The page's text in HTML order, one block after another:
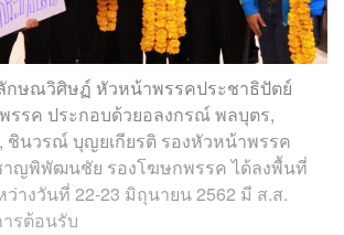
กษณวิศิษฏ์ หัวหน้าพรรคประชาธิปัตย์
รรค ประกอบด้วยอลงกรณ์ พลบุตร,
นวรณ์ บุญยเกียรติ รองหัวหน้าพรรค
ญพิพัฒนชัย รองโฆษกพรรค ได้ลงพื้นที่
างวันที่ 22-23 มิถุนายน 2562 มี ส.ส.
รต้อนรับ